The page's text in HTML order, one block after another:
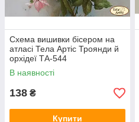
Схема вишивки бісером на
атласі Тела Артіс Троянди й
орхідеї ТА-544
В наявності
138 ₴
Купити